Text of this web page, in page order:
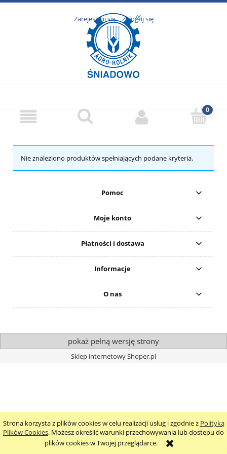
Strona korzysta z plików cookies w celu realizacji usług i zgodnie z Polityką
Plików Cookies. Możesz określić warunki przechowywania lub dostępu do
plików cookies w Twojej przeglądarce.
Zarejestruj się Zaloguj się
Nie znaleziono produktów spełniających podane kryteria.
Pomoc
Moje konto
Płatności i dostawa
Informacje
O nas
pokaż pełną wersję strony
Sklep internetowy Shoper.pl